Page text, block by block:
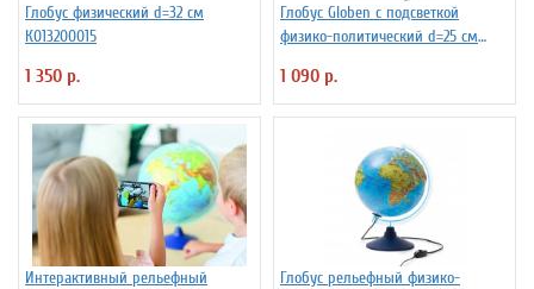
Глобус физический d=32 см
К013200015
1 350 р.
Глобус Globen с подсветкой
физико-политический d=25 см
1 090 р.
Интерактивный рельефный
Глобус рельефный физико-